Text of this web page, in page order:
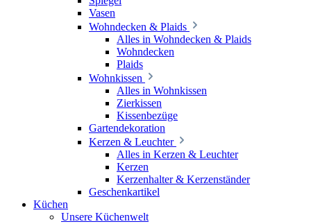
Vasen
Wohndecken & Plaids
Alles in Wohndecken & Plaids
Wohndecken
Plaids
Wohnkissen
Alles in Wohnkissen
Zierkissen
Kissenbezüge
Gartendekoration
Kerzen & Leuchter
Alles in Kerzen & Leuchter
Kerzen
Kerzenhalter & Kerzenständer
Geschenkartikel
Küchen
Unsere Küchenwelt